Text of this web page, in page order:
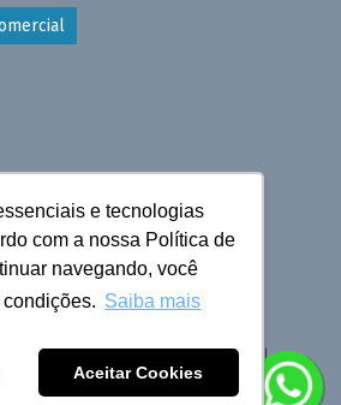
e tecnologias
com a nossa Política de
navegando, você
Saiba mais
Aceitar Cookies
reservados © 2026 Cruzeiro do Sul